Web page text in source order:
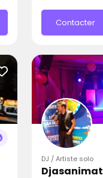
Contacter
DJ / Artiste solo